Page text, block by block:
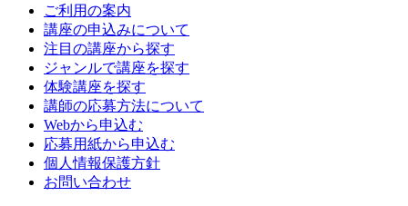
ご利用の案内
講座の申込みについて
注目の講座から探す
ジャンルで講座を探す
体験講座を探す
講師の応募方法について
Webから申込む
応募用紙から申込む
個人情報保護方針
お問い合わせ